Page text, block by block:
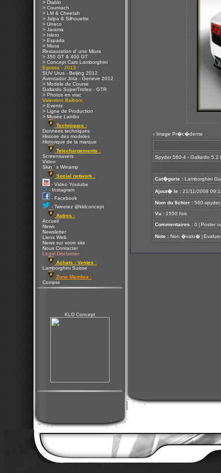
> Diablo
> Countach
> LM & Cheetah
> Jalpa & Silhouette
> Urraco
> Jarama
> Islero
> Espada
> Miura
Restauration d' une Miura
> 350 GT & 400 GT
> Concept Cars Lamborghini
Egoista - 2013
SUV Urus - Beijing 2012
Aventador Jota - Geneve 2012
> Modele de Course
Gallardo SuperTrofeo - GTR
> Photos en vrac
Valentino Balboni
> Events
> Ligne de Production
> Musée Lambo
Techniques :
Donnees techniques
Histoire des modeles
Historique de la marque
Telechargements :
Screensavers
Video
Skin ' s Winamp
Social network :
- Video Youtube
- Instagram
- Facebook
- Tweetez @kldconcept
Autres :
Accueil
News
Newsletter
Liens Web
News sur votre site
Nous Contacter
Legal Disclaimer
Achats - Ventes :
Lamborghini Suisse
Zone Membre :
Compte
KLD Concept
< Image Pr�c�dente
Spyder 560-4 - Gallardo 5.2
Cat�gorie : Lamborghini
Ajout� le : 21/11/2008
Nom du fichier : 560-
Vu : 1550 fois
Commentaires : 0 [ Poster
Note : Non �valu� [ Evaluer